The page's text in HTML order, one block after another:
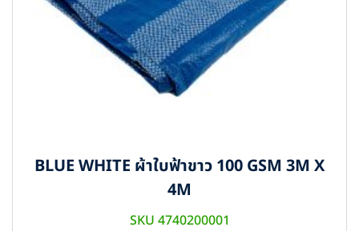
BLUE WHITE ผ้าใบฟ้าขาว 100 GSM 3M X
4M
SKU 4740200001